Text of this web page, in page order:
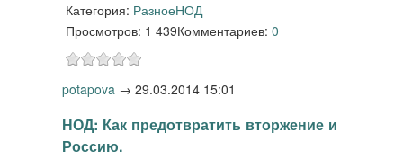
Категория: РазноеНОД
Просмотров: 1 439Комментариев: 0
potapova → 29.03.2014 15:01
НОД: Как предотвратить вторжение и
Россию.